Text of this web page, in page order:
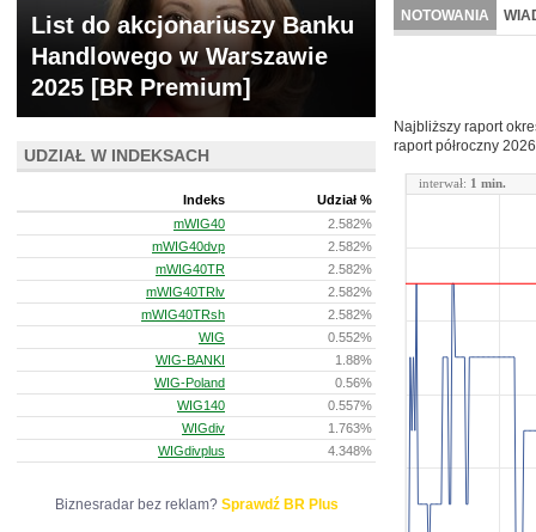
WYCENA BR
NOTOWANIA
Najbliższy raport
raport półroczny
interwał: 1 min.
List do akcjonariuszy Banku
Handlowego w Warszawie
2025 [BR Premium]
UDZIAŁ W INDEKSACH
Indeks
Udział %
mWIG40
2.582%
mWIG40dvp
2.582%
mWIG40TR
2.582%
mWIG40TRlv
2.582%
mWIG40TRsh
2.582%
WIG
0.552%
WIG-BANKI
1.88%
WIG-Poland
0.56%
WIG140
0.557%
WIGdiv
1.763%
WIGdivplus
4.348%
Biznesradar bez reklam? Sprawdź BR Plus